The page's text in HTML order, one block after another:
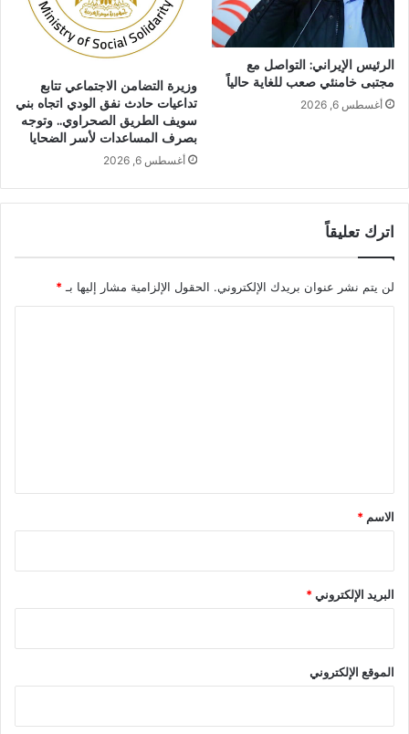
الرئيس الإيراني: التواصل مع
مجتبى خامنئي صعب للغاية حالياً
أغسطس 6, 2026
وزيرة التضامن الاجتماعي تتابع
تداعيات حادث نفق الودي اتجاه بني
سويف الطريق الصحراوي.. وتوجه
بصرف المساعدات لأسر الضحايا
أغسطس 6, 2026
اترك تعليقاً
لن يتم نشر عنوان بريدك الإلكتروني. الحقول الإلزامية مشار إليها بـ *
*
الاسم *
البريد الإلكتروني*
الموقع الإلكتروني